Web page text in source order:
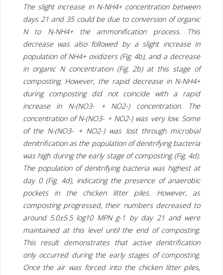
The slight increase in N-NH4+ concentration between
days 21 and 35 could be due to conversion of organic
N to N-NH4+ the ammonification process. This
decrease was also followed by a slight increase in
population of NH4+ oxidizers (Fig. 4b), and a decrease
in organic N concentration (Fig. 2b) at this stage of
composting. However, the rapid decrease in N-NH4+
during composting did not coincide with a rapid
increase in N-(NO3- + NO2-) concentration. The
concentration of N-(NO3- + NO2-) was very low. Some
of the N-(NO3- + NO2-) was lost through microbial
denitrification as the population of denitrifying bacteria
was high during the early stage of composting (Fig. 4d).
The population of denitrifying bacteria was highest at
day 0 (Fig. 4d), indicating the presence of anaerobic
pockets in the chicken litter piles. However, as
composting progressed, their numbers decreased to
around 5.0±5.5 log10 MPN g-1 by day 21 and were
maintained at this level until the end of composting.
This result demonstrates that active denitrification
only occurred during the early stages of composting.
Once the air was forced into the chicken litter piles,